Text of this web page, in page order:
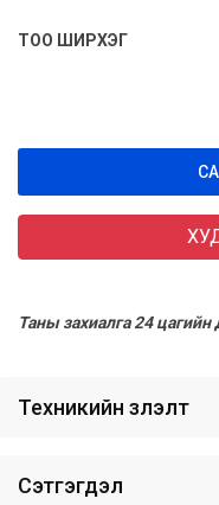
ТОО ШИРХЭГ
Таны захиалга 24 цагийн
Техникийн үзүүлэлт
Сэтгэгдэл